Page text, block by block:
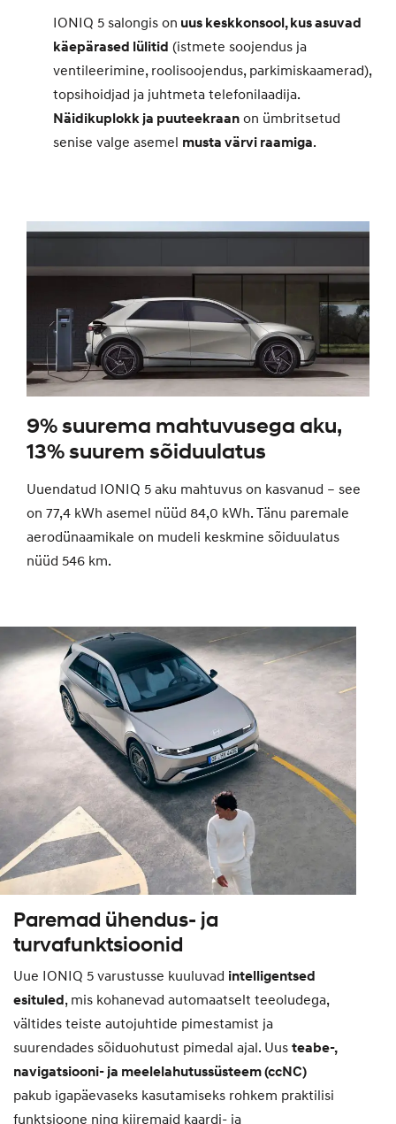
IONIQ 5 salongis on uus keskkonsool, kus asuvad
käepärased lülitid (istmete soojendus ja
ventileerimine, roolisoojendus, parkimiskaamerad),
topsihoidjad ja juhtmeta telefonilaadija.
Näidikuplokk ja puuteekraanon ümbritsetud
senise valge asemel musta värvi raamiga.
9% suurema mahtuvusega aku,
13% suurem sõiduulatus
Uuendatud IONIQ 5 aku mahtuvus on kasvanud – see
on 77,4 kWh asemel nüüd 84,0 kWh. Tänu paremale
aerodünaamikale on mudeli keskmine sõiduulatus
nüüd 546 km.
Paremad ühendus- ja
turvafunktsioonid
Uue IONIQ 5 varustusse kuuluvad intelligentsed
esituled, mis kohanevad automaatselt teeoludega,
vältides teiste autojuhtide pimestamist ja
suurendades sõiduohutust pimedal ajal. Uus teabe-,
navigatsiooni- ja meelelahutussüsteem (ccNC)
pakub igapäevaseks kasutamiseks rohkem praktilisi
funktsioone ning kiiremaid kaardi- ja